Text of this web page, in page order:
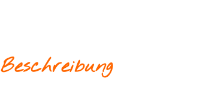
Beschreibung